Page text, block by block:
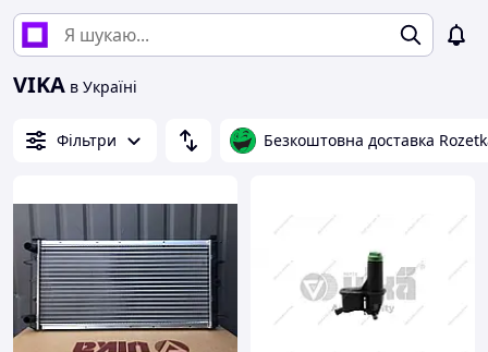
VIKA в Україні
Фільтри Безкоштовна доставка